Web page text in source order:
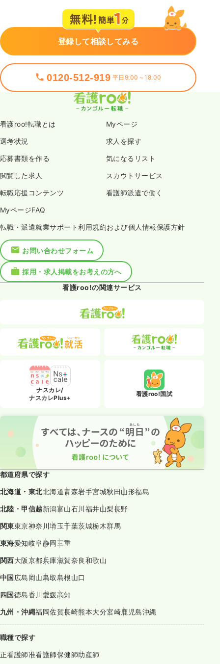
登録して相談してみる
0120-512-919 平日9:00～18:00
看護roo!転職とは Myページ
選考状況 求人を探す
応募書類を作る 気になるリスト
閲覧した求人 スカウトサービス
転職応援コンテンツ 看護師派遣で働く
MyページFAQ
転職・派遣就業サポート利用規約および個人情報保護方針
お問い合わせフォーム
採用・求人掲載をお考えの方へ
看護roo!の関連サービス
ナスカレ/
ナスカレPlus+
看護roo!国試
都道府県で探す
北海道・東北北海道青森岩手宮城秋田山形福島
北陸・甲信越新潟富山石川福井山梨長野
関東東京神奈川埼玉千葉茨城栃木群馬
東海愛知岐阜静岡三重
関西大阪京都兵庫滋賀奈良和歌山
中国広島岡山鳥取島根山口
四国徳島香川愛媛高知
九州・沖縄福岡佐賀長崎熊本大分宮崎鹿児島沖縄
職種で探す
正看護師准看護師保健師助産師